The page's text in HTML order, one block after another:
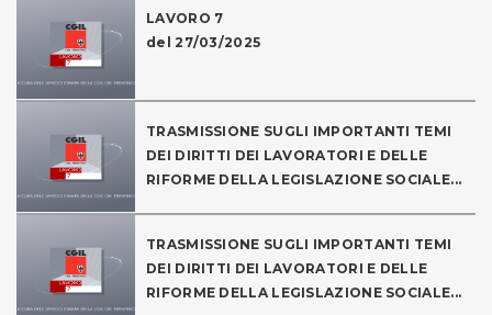
LAVORO 7
del 27/03/2025
TRASMISSIONE SUGLI IMPORTANTI TEMI
DEI DIRITTI DEI LAVORATORI E DELLE
RIFORME DELLA LEGISLAZIONE SOCIALE...
TRASMISSIONE SUGLI IMPORTANTI TEMI
DEI DIRITTI DEI LAVORATORI E DELLE
RIFORME DELLA LEGISLAZIONE SOCIALE...